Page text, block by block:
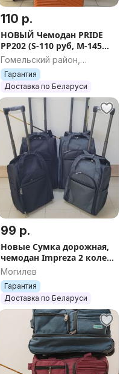
110 р.
НОВЫЙ Чемодан PRIDE
PP202 (S-110 руб, M-145
руб, L-158 руб) +
БЕСПЛАТНАЯ ДОСТАВКА
ПО БЕЛАРУСИ
Гомельский район,
Гомельская область
Гарантия
Доставка по Беларуси
99 р.
Новые Сумка дорожная,
чемодан Impreza 2 колеса
зеленый, черный
БЕСПЛАТНАЯ ДОСТАВКА
Могилев
Гарантия
Доставка по Беларуси